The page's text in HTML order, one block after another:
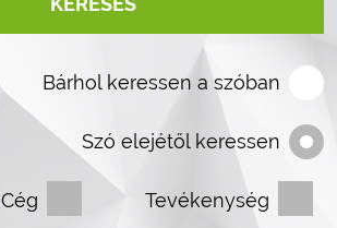
Bárhol keressen a szóban
Szó elejétől keressen
Cég Tevékenység